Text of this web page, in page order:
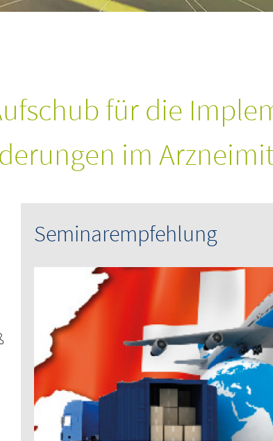
für die
im
Seminarempfehlung